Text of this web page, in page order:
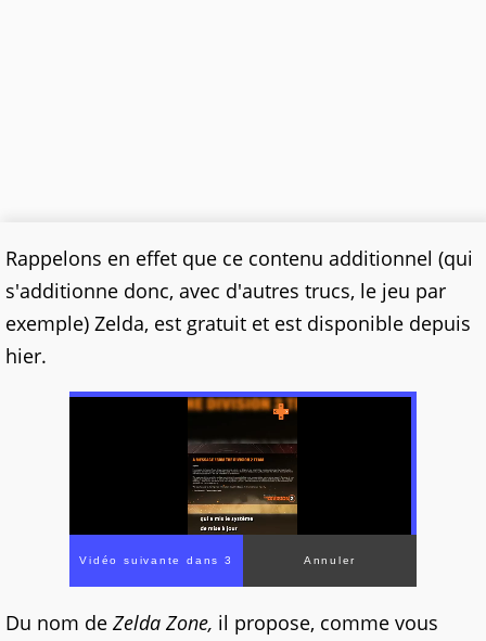
Rappelons en effet que ce contenu additionnel (qui
s'additionne donc, avec d'autres trucs, le jeu par
exemple) Zelda, est gratuit et est disponible depuis
hier.
Du nom de Zelda Zone, il propose, comme vous